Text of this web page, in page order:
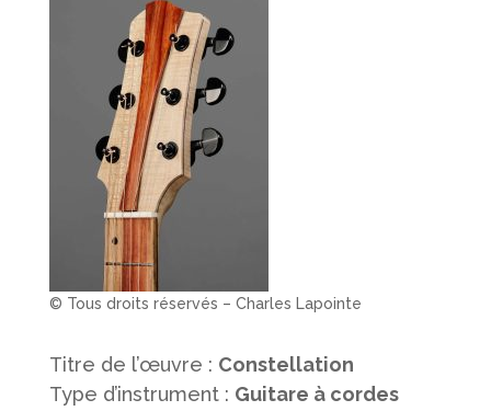
© Tous droits réservés – Charles Lapointe
Titre de l’œuvre : Constellation
Type d’instrument : Guitare à cordes